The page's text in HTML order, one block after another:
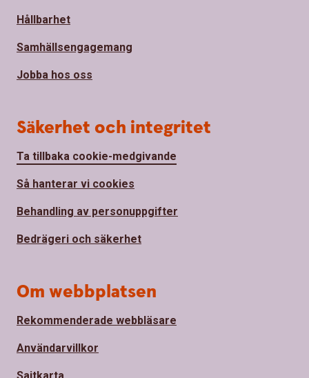
Hållbarhet
Samhällsengagemang
Jobba hos oss
Säkerhet och integritet
Ta tillbaka cookie-medgivande
Så hanterar vi cookies
Behandling av personuppgifter
Bedrägeri och säkerhet
Om webbplatsen
Rekommenderade webbläsare
Användarvillkor